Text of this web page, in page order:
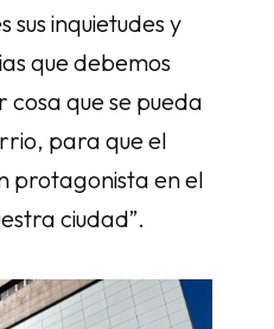
inquietudes y
que debemos
que se pueda
para que el
protagonista en el
ciudad”.